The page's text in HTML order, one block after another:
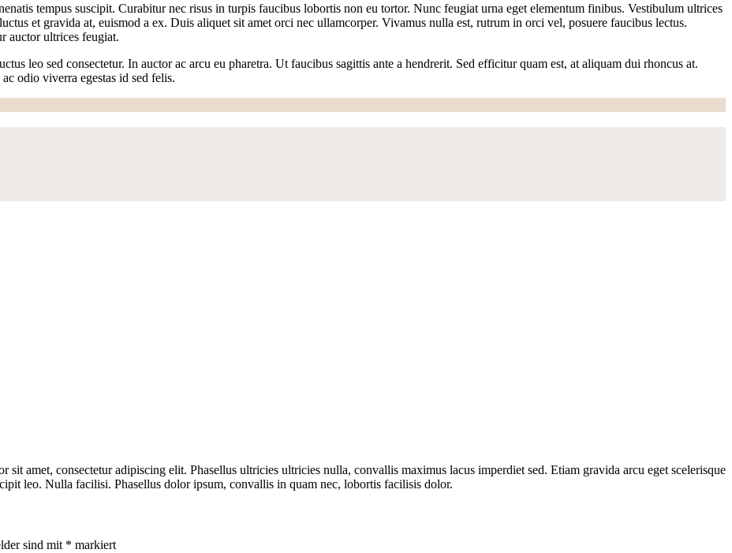
tempus suscipit. Curabitur nec risus in turpis faucibus lobortis non eu tortor. Nunc feugiat urna eget elementum finibus. Vestibulum ultrices
et gravida at, euismod a ex. Duis aliquet sit amet orci nec ullamcorper. Vivamus nulla est, rutrum in orci vel, posuere faucibus lectus.
auctor ultrices feugiat.
leo sed consectetur. In auctor ac arcu eu pharetra. Ut faucibus sagittis ante a hendrerit. Sed efficitur quam est, at aliquam dui rhoncus at.
odio viverra egestas id sed felis.
amet, consectetur adipiscing elit. Phasellus ultricies ultricies nulla, convallis maximus lacus imperdiet sed. Etiam gravida arcu eget scelerisque
leo. Nulla facilisi. Phasellus dolor ipsum, convallis in quam nec, lobortis facilisis dolor.
sind mit * markiert